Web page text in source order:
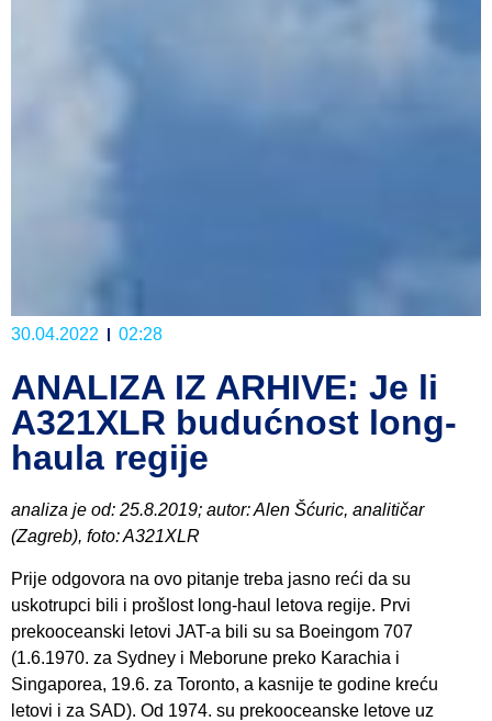
30.04.2022 02:28
ANALIZA IZ ARHIVE: Je li
A321XLR budućnost long-
haula regije
analiza je od: 25.8.2019; autor: Alen Šćuric, analitičar
(Zagreb), foto: A321XLR
Prije odgovora na ovo pitanje treba jasno reći da su
uskotrupci bili i prošlost long-haul letova regije. Prvi
prekooceanski letovi JAT-a bili su sa Boeingom 707
(1.6.1970. za Sydney i Meborune preko Karachia i
Singaporea, 19.6. za Toronto, a kasnije te godine kreću
letovi i za SAD). Od 1974. su prekooceanske letove uz